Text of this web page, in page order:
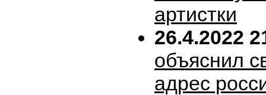
артистки
26.4.2022
объяснил
адрес